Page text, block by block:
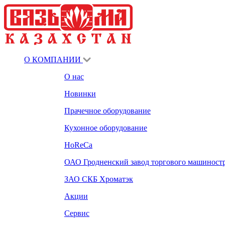
О КОМПАНИИ
О нас
Новинки
Прачечное оборудование
Кухонное оборудование
HoReCa
ОАО Гродненский завод торгового
ЗАО СКБ Хроматэк
Акции
Сервис